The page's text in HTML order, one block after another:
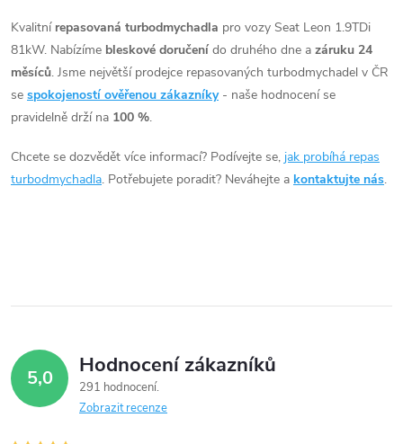
ů
ů
v
l
á
a
v
k
Kvalitní repasovaná turbodmychadla pro vozy Seat Leon 1.9TDi
81kW. Nabízíme bleskové doručení do druhého dne a záruku 24
měsíců. Jsme největší prodejce repasovaných turbodmychadel v ČR
se spokojeností ověřenou zákazníky - naše hodnocení se
pravidelně drží na 100 %.
Chcete se dozvědět více informací? Podívejte se, jak probíhá repas
turbodmychadla. Potřebujete poradit? Neváhejte a kontaktujte nás.
5,0 Hodnocení zákazníků
291 hodnocení
Zobrazit recenze